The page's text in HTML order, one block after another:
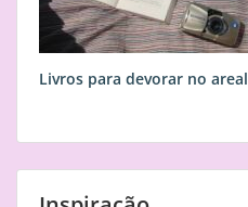
Livros para devorar no areal